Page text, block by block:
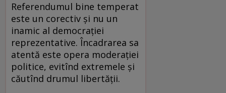
Referendumul bine temperat
este un corectiv şi nu un
inamic al democraţiei
reprezentative. Încadrarea sa
atentă este opera moderaţiei
politice, evitînd extremele şi
căutînd drumul libertăţii.